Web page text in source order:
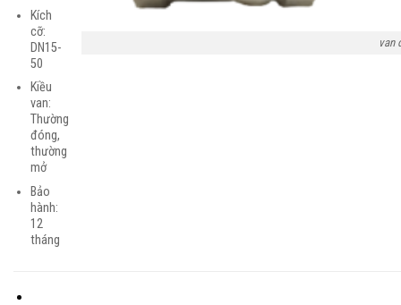
Kích
cỡ:
DN15-
50
Kiều
van:
Thường
đóng,
thường
mở
Bảo
hành:
12
tháng
van